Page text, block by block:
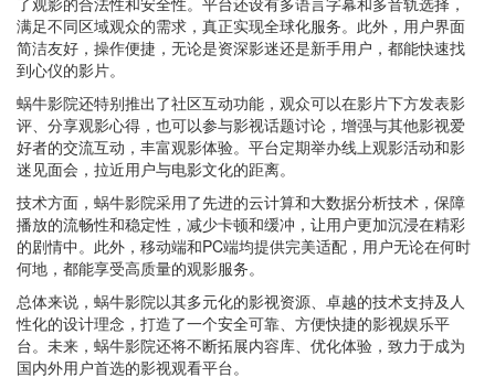
满足不同区域观众的需求，真正实现全球化服务。此外，用户界面
简洁友好，操作便捷，无论是资深影迷还是新手用户，都能快速找
到心仪的影片。
蜗牛影院还特别推出了社区互动功能，观众可以在影片下方发表影
评、分享观影心得，也可以参与影视话题讨论，增强与其他影视爱
好者的交流互动，丰富观影体验。平台定期举办线上观影活动和影
迷见面会，拉近用户与电影文化的距离。
技术方面，蜗牛影院采用了先进的云计算和大数据分析技术，保障
播放的流畅性和稳定性，减少卡顿和缓冲，让用户更加沉浸在精彩
的剧情中。此外，移动端和PC端均提供完美适配，用户无论在何时
何地，都能享受高质量的观影服务。
总体来说，蜗牛影院以其多元化的影视资源、卓越的技术支持及人
性化的设计理念，打造了一个安全可靠、方便快捷的影视娱乐平
台。未来，蜗牛影院还将不断拓展内容库、优化体验，致力于成为
国内外用户首选的影视观看平台。